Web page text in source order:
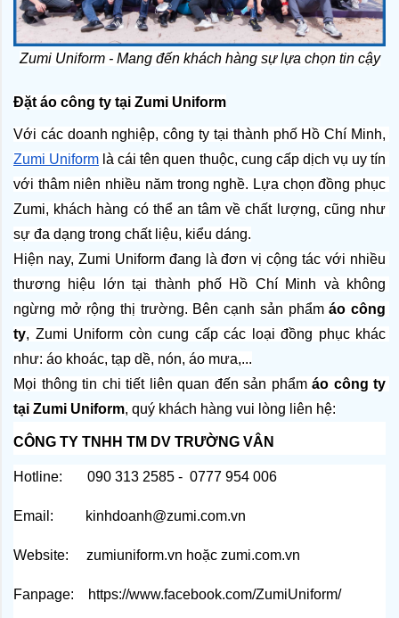
Zumi Uniform - Mang đến khách hàng sự lựa chọn tin cậy
Đặt áo công ty tại Zumi Uniform
Zumi Uniform là cái tên quen thuộc, cung cấp dịch vụ uy tín
với thâm niên nhiều năm trong nghề. Lựa chọn đồng phục
Zumi, khách hàng có thể an tâm về chất lượng, cũng như
sự đa dạng trong chất liệu, kiểu dáng.
Hiện nay, Zumi Uniform đang là đơn vị cộng tác với nhiều
thương hiệu lớn tại thành phố Hồ Chí Minh và không
ngừng mở rộng thị trường. Bên cạnh sản phẩm áo công
ty, Zumi Uniform còn cung cấp các loại đồng phục khác
như: áo khoác, tạp dề, nón, áo mưa,...
Mọi thông tin chi tiết liên quan đến sản phẩm áo công ty
tại Zumi Uniform, quý khách hàng vui lòng liên hệ:
CÔNG TY TNHH TM DV TRƯỜNG VÂN
Hotline:       090 313 2585 -  0777 954 006
Email:         kinhdoanh@zumi.com.vn
Website: zumiuniform.vn hoặc zumi.com.vn
Fanpage: https://www.facebook.com/ZumiUniform/